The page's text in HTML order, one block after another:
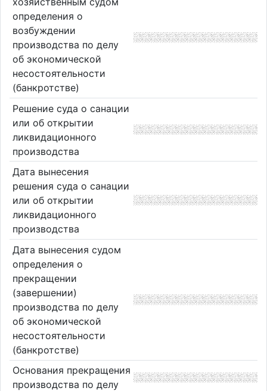
определения о
возбуждении
производства по делу
об экономической
несостоятельности
(банкротстве)
Решение суда о санации
или об открытии
ликвидационного
производства
Дата вынесения
решения суда о санации
или об открытии
ликвидационного
производства
Дата вынесения судом
определения о
прекращении
(завершении)
производства по делу
об экономической
несостоятельности
(банкротстве)
Основания прекращения
производства по делу